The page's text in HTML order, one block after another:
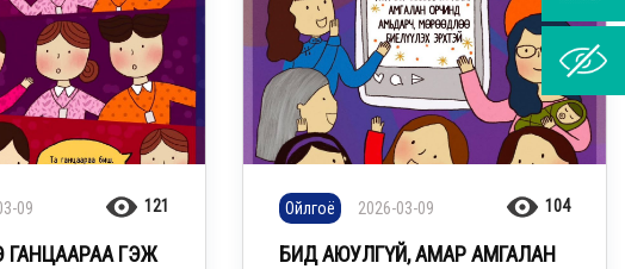
30 5666
09 121
ГАНЦААРАА ГЭЖ
Ойлгоё 2026-03-09 104
БИД АЮУЛГҮЙ, АМАР АМГАЛАН